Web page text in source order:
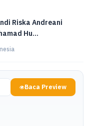
Riska Andreani
Hu...
Baca Preview